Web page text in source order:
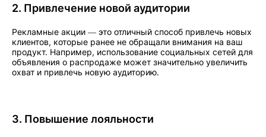
2. Привлечение новой аудитории
Рекламные акции — это отличный способ привлечь новых
клиентов, которые ранее не обращали внимания на ваш
продукт. Например, использование социальных сетей для
объявления о распродаже может значительно увеличить
охват и привлечь новую аудиторию.
3. Повышение лояльности